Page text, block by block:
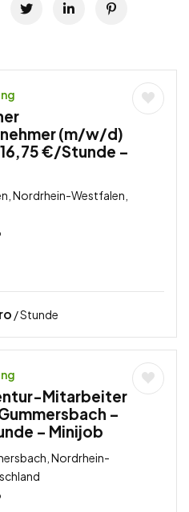
(m/w/d)
€/Stunde –
Nordrhein-Westfalen,
/ Stunde
Mitarbeiter
–
– Minijob
Nordrhein-